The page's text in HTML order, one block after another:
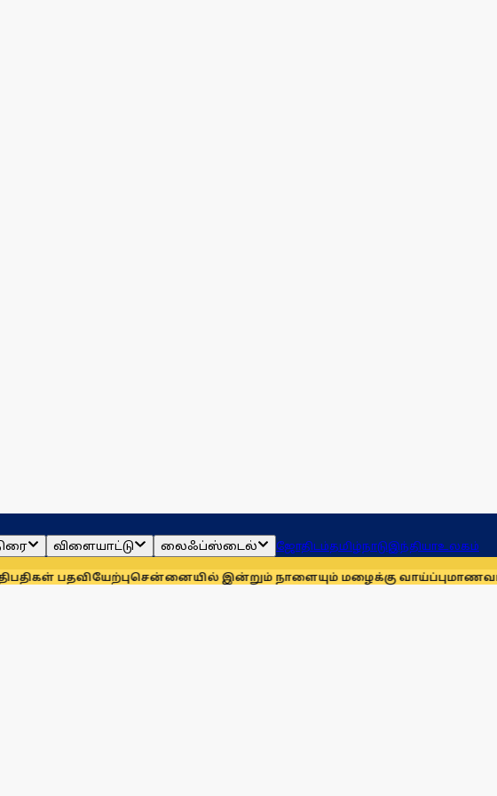
விளையாட்டு லைஃப்ஸ்டைல் ஜோதிடம்தமிழ்நாடுஇந்தியாஉலகம்
சென்னையில் இன்றும் நாளையும் மழைக்கு வாய்ப்புமாணவர்களுக்காக